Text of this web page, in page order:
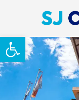
Abrir